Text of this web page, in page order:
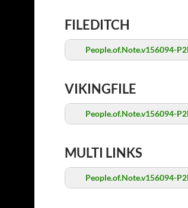
FILEDITCH
People.of.Note.v156094-
VIKINGFILE
People.of.Note.v156094-
MULTI LINKS
People.of.Note.v156094-